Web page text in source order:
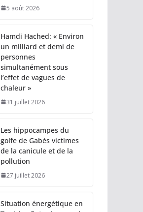
5 août 2026
Hamdi Hached: « Environ
un milliard et demi de
personnes
simultanément sous
l’effet de vagues de
chaleur »
31 juillet 2026
Les hippocampes du
golfe de Gabès victimes
de la canicule et de la
pollution
27 juillet 2026
Situation énergétique en